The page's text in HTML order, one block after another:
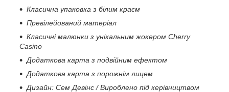
Класична упаковка з білим краєм
Превілейований матеріал
Класичні малюнки з унікальним жокером Cherry
Casino
Додаткова карта з подвійним ефектом
Додаткова карта з порожнім лицем
Дизайн: Сем Девінс / Вироблено під керівництвом